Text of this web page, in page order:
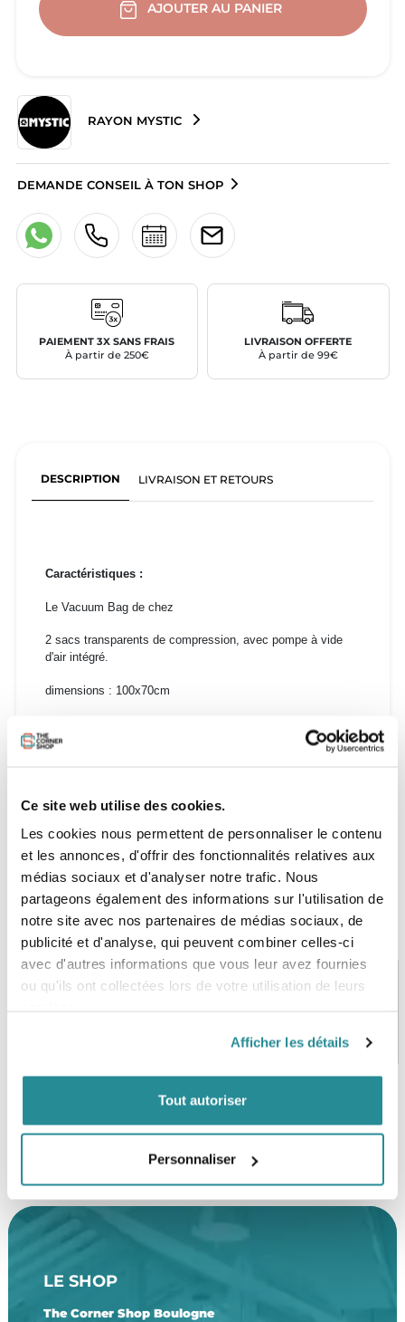
Ce site web utilise des cookies.
Les cookies nous permettent de personnaliser le contenu
et les annonces, d'offrir des fonctionnalités relatives aux
médias sociaux et d'analyser notre trafic. Nous
partageons également des informations sur l'utilisation de
notre site avec nos partenaires de médias sociaux, de
publicité et d'analyse, qui peuvent combiner celles-ci
avec d'autres informations que vous leur avez fournies
ou qu'ils ont collectées lors de votre utilisation de leurs
Afficher les détails
Tout autoriser
Personnaliser
AJOUTER AU PANIER
RAYON MYSTIC
DEMANDE CONSEIL À TON SHOP
PAIEMENT 3X SANS FRAIS
À partir de 250€
LIVRAISON OFFERTE
À partir de 99€
DESCRIPTION LIVRAISON ET RETOURS
Caractéristiques :
Le Vacuum Bag de chez
2 sacs transparents de compression, avec pompe à vide
d'air intégré.
dimensions : 100x70cm
Plus de 5000 produits en stock
SERVICE CLIENT
FRAIS DE PORT OFFERTS
LE SHOP
The Corner Shop Boulogne